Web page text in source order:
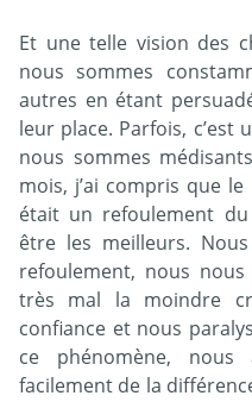
Et une telle vision des
nous sommes
autres en étant
leur place. Parfois, c’est
nous sommes
mois, j’ai compris que
était un refoulement du
être les meilleurs.
refoulement, nous
très mal la moindre
confiance et nous
ce phénomène, nous
facilement de la